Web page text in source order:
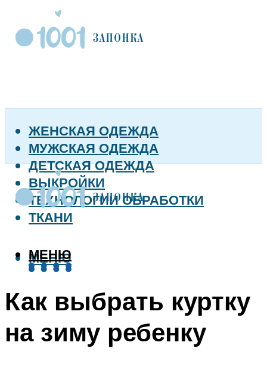
ЖЕНСКАЯ ОДЕЖДА
МУЖСКАЯ ОДЕЖДА
ДЕТСКАЯ ОДЕЖДА
ВЫКРОЙКИ
ТЕХНОЛОГИИ ОБРАБОТКИ
ТКАНИ
МЕНЮ
МЕНЮ
Как выбрать куртку
на зиму ребенку